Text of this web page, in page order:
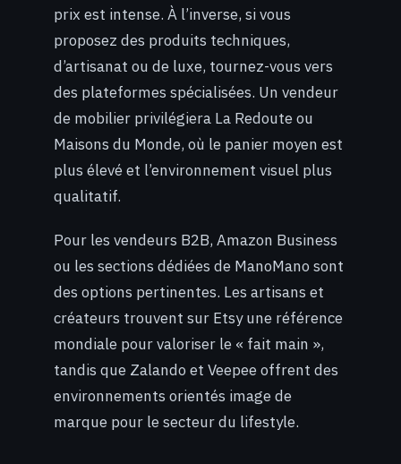
prix est intense. À l’inverse, si vous
proposez des produits techniques,
d’artisanat ou de luxe, tournez-vous vers
des plateformes spécialisées. Un vendeur
de mobilier privilégiera La Redoute ou
Maisons du Monde, où le panier moyen est
plus élevé et l’environnement visuel plus
qualitatif.
Pour les vendeurs B2B, Amazon Business
ou les sections dédiées de ManoMano sont
des options pertinentes. Les artisans et
créateurs trouvent sur Etsy une référence
mondiale pour valoriser le « fait main »,
tandis que Zalando et Veepee offrent des
environnements orientés image de
marque pour le secteur du lifestyle.